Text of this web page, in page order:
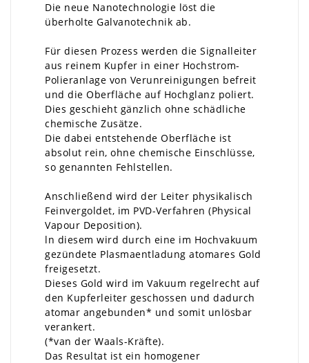
Die neue Nanotechnologie löst die
überholte Galvanotechnik ab.
Für diesen Prozess werden die Signalleiter
aus reinem Kupfer in einer Hochstrom-
Polieranlage von Verunreinigungen befreit
und die Oberfläche auf Hochglanz poliert.
Dies geschieht gänzlich ohne schädliche
chemische Zusätze.
Die dabei entstehende Oberfläche ist
absolut rein, ohne chemische Einschlüsse,
so genannten Fehlstellen.
Anschließend wird der Leiter physikalisch
Feinvergoldet, im PVD-Verfahren (Physical
Vapour Deposition).
ln diesem wird durch eine im Hochvakuum
gezündete Plasmaentladung atomares Gold
freigesetzt.
Dieses Gold wird im Vakuum regelrecht auf
den Kupferleiter geschossen und dadurch
atomar angebunden* und somit unlösbar
verankert.
(*van der Waals-Kräfte).
Das Resultat ist ein homogener